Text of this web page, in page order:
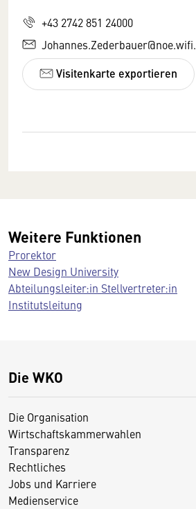
+43 2742 851 24000
Visitenkarte exportieren
Weitere Funktionen
Prorektor
New Design University
Abteilungsleiter:in Stellvertreter:in
Institutsleitung
Die WKO
Die Organisation
Wirtschaftskammerwahlen
Transparenz
Rechtliches
Jobs und Karriere
Medienservice